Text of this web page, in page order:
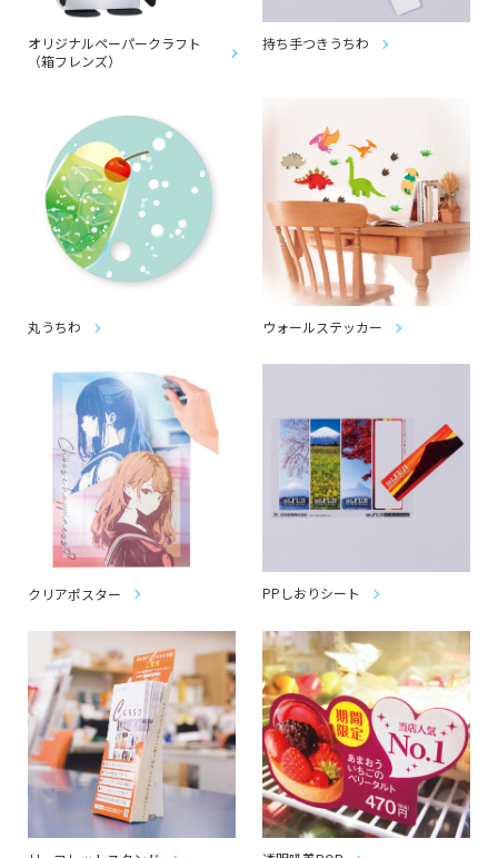
オリジナルペーパークラフト
（箱フレンズ）
持ち手つきうちわ
丸うちわ ウォールステッカー
クリアポスター PPしおりシート